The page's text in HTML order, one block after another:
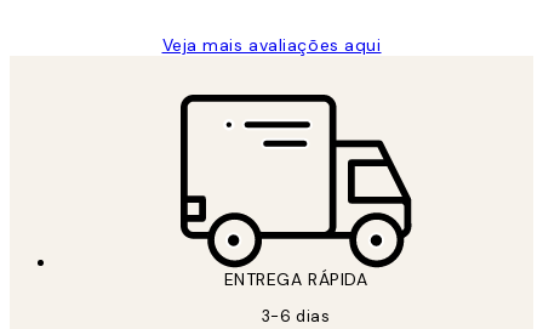
Veja mais avaliações aqui
ENTREGA RÁPIDA
3-6 dias